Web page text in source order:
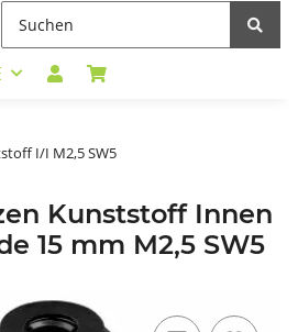
I/I M2,5 SW5
Kunststoff Innen
15 mm M2,5 SW5